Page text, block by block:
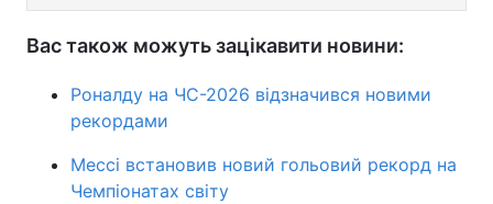
Вас також можуть зацікавити новини:
Роналду на ЧС-2026 відзначився новими
рекордами
Мессі встановив новий гольовий рекорд на
Чемпіонатах світу